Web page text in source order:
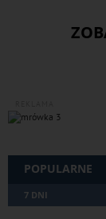
POPULARNE
7 DNI